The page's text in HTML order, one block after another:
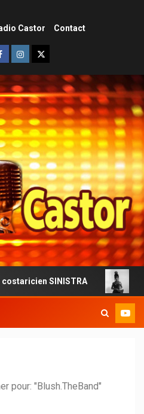
Castor Contact
SINISTRA
pour: "Blush.TheBand"